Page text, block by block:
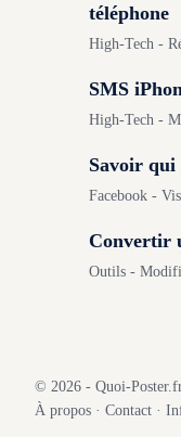
téléphone
High-Tech -
SMS
High-Tech -
Savoir qui
Facebook -
Convertir
Outils -
© 2026 - Quoi-
À propos · Contact ·